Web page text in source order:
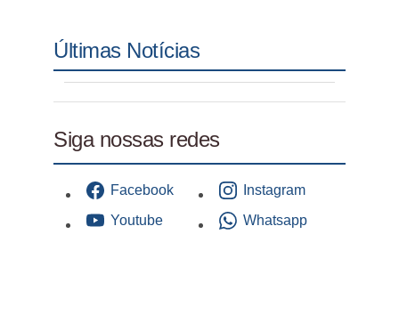
Últimas Notícias
Siga nossas redes
Facebook
Instagram
Youtube
Whatsapp